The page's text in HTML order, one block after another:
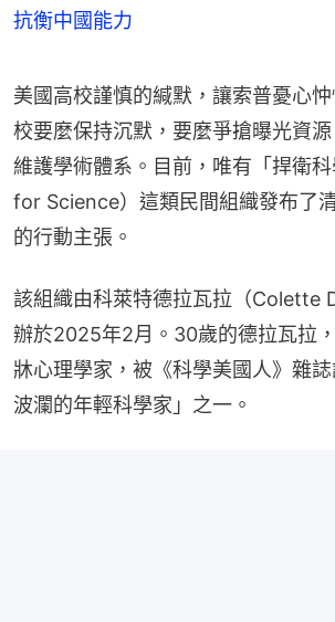
抗衡中國能力
美國高校謹慎的緘默，讓索普憂心
校要麼保持沉默，要麼爭搶曝光資
維護學術體系。目前，唯有「捍衛
for Science）這類民間組織發布了
的行動主張。
該組織由科萊特德拉瓦拉（Colette
辦於2025年2月。30歲的德拉瓦拉
牀心理學家，被《科學美國人》雜
波瀾的年輕科學家」之一。